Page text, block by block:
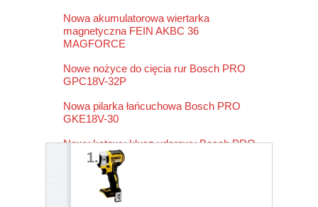
1.
Nowa akumulatorowa wiertarka
magnetyczna FEIN AKBC 36
MAGFORCE
Nowe nożyce do cięcia rur Bosch PRO
GPC18V-32P
Nowa pilarka łańcuchowa Bosch PRO
GKE18V-30
Nowy kątowy klucz udarowy Bosch PRO
GRS18V-330